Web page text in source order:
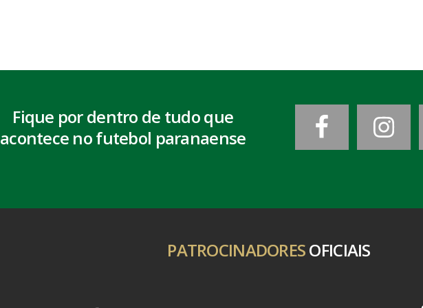
Fique por dentro de tudo que
acontece no futebol paranaense
PATROCINADORESOFICIAIS